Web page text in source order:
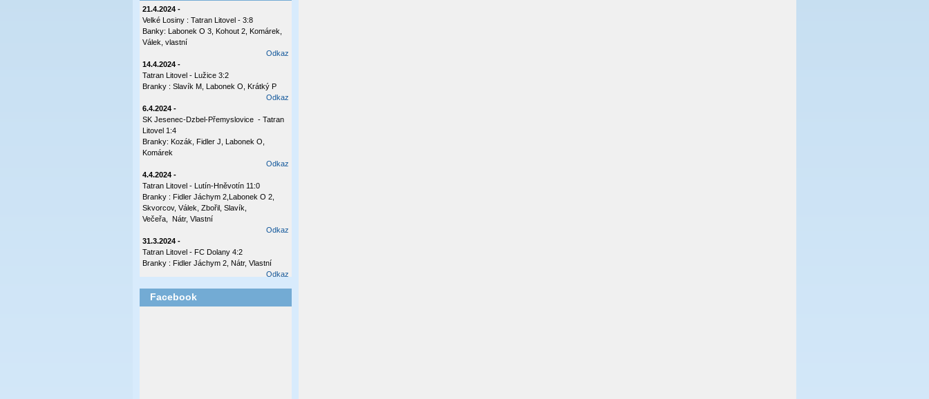
21.4.2024 -
Velké Losiny : Tatran Litovel - 3:8
Banky: Labonek O 3, Kohout 2, Komárek,
Válek, vlastní
Odkaz
14.4.2024 -
Tatran Litovel - Lužice 3:2
Branky : Slavík M, Labonek O, Krátký P
Odkaz
6.4.2024 -
SK Jesenec-Dzbel-Přemyslovice - Tatran
Litovel 1:4
Branky: Kozák, Fidler J, Labonek O,
Komárek
Odkaz
4.4.2024 -
Tatran Litovel - Lutín-Hněvotín 11:0
Branky : Fidler Jáchym 2,Labonek O 2,
Skvorcov, Válek, Zbořil, Slavík,
Večeřa, Nátr, Vlastní
Odkaz
31.3.2024 -
Tatran Litovel - FC Dolany 4:2
Branky : Fidler Jáchym 2, Nátr, Vlastní
Odkaz
Tatran Litovel - Plumlov 3:0
Branky: Labonek O 2 , Válek
Facebook